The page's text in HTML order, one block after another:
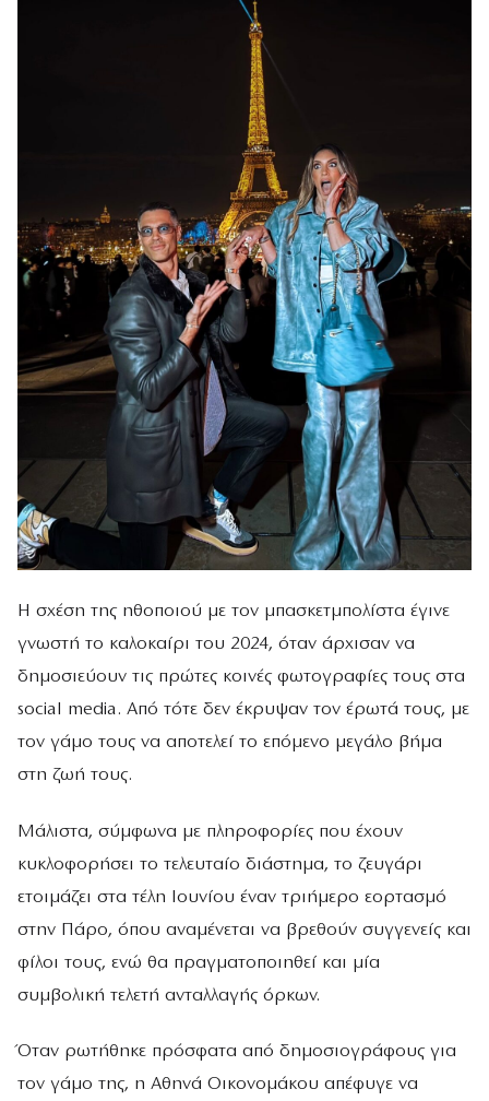
Η σχέση της ηθοποιού με τον μπασκετμπολίστα έγινε
γνωστή το καλοκαίρι του 2024, όταν άρχισαν να
δημοσιεύουν τις πρώτες κοινές φωτογραφίες τους στα
social media. Από τότε δεν έκρυψαν τον έρωτά τους, με
τον γάμο τους να αποτελεί το επόμενο μεγάλο βήμα
στη ζωή τους.
Μάλιστα, σύμφωνα με πληροφορίες που έχουν
κυκλοφορήσει το τελευταίο διάστημα, το ζευγάρι
ετοιμάζει στα τέλη Ιουνίου έναν τριήμερο εορτασμό
στην Πάρο, όπου αναμένεται να βρεθούν συγγενείς και
φίλοι τους, ενώ θα πραγματοποιηθεί και μία
συμβολική τελετή ανταλλαγής όρκων.
Όταν ρωτήθηκε πρόσφατα από δημοσιογράφους για
τον γάμο της, η Αθηνά Οικονομάκου απέφυγε να